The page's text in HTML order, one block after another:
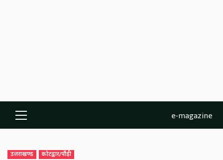
Primary
Menu
e-magazine
उत्तराखण्ड कोटद्वार/पौड़ी